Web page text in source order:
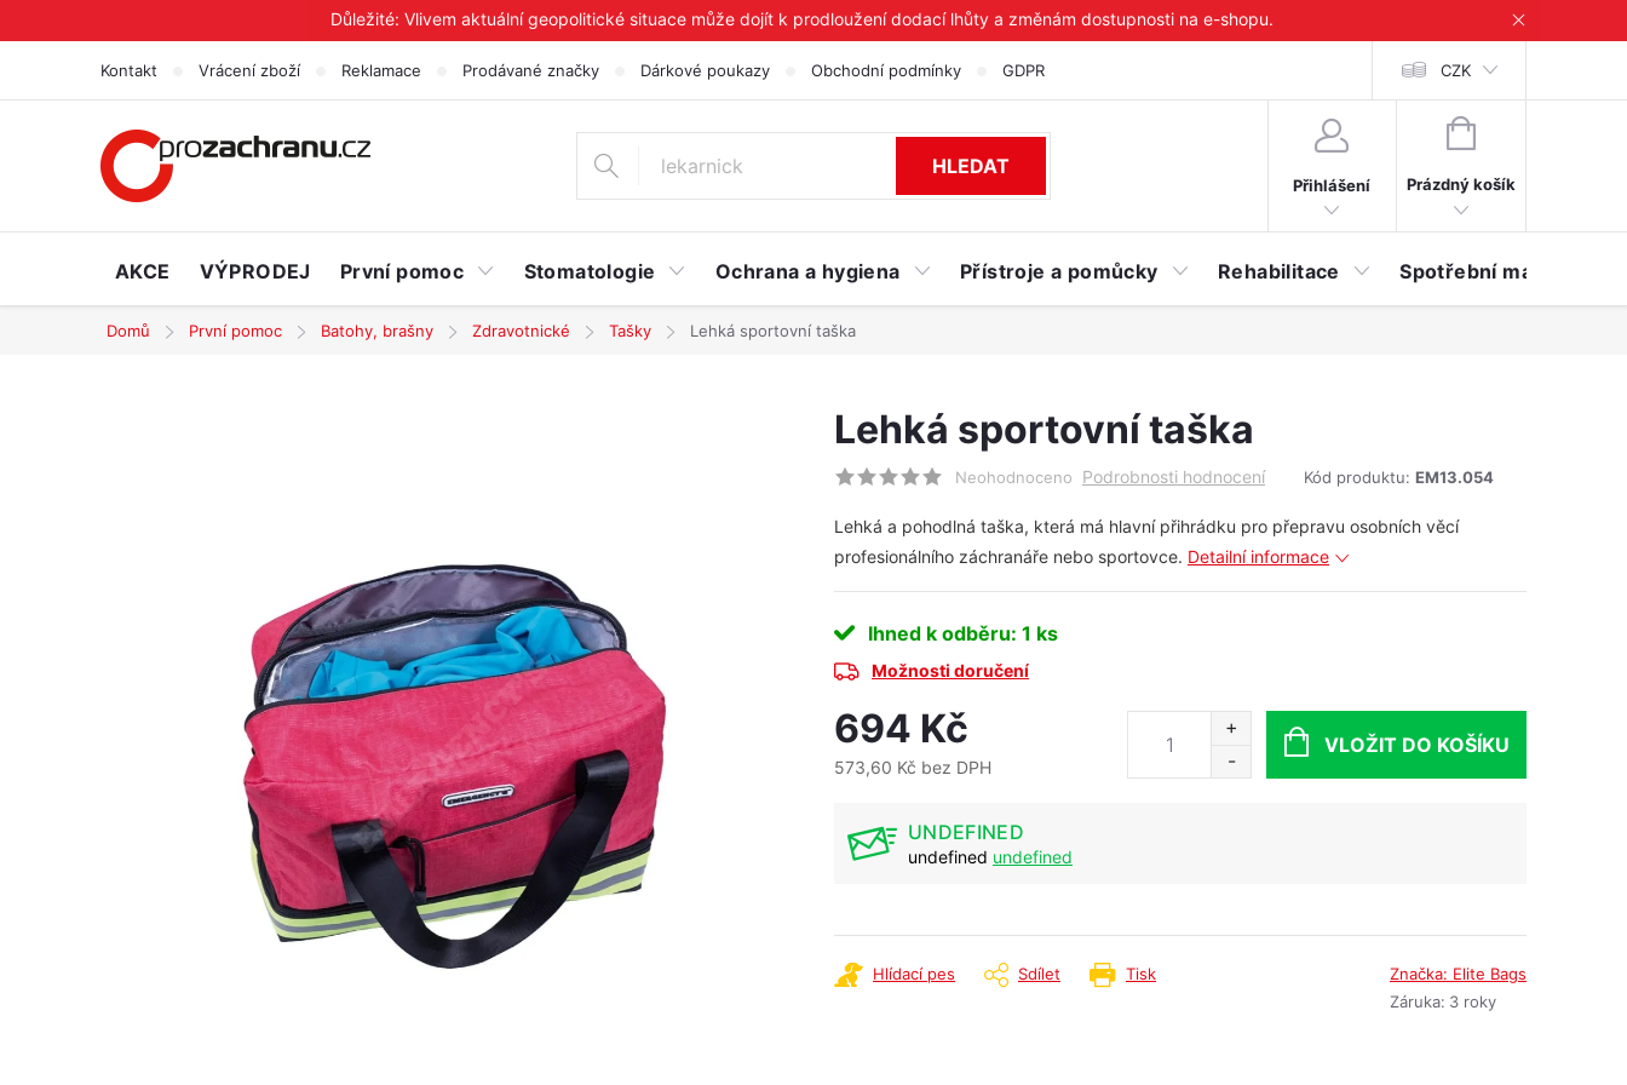
Důležité: Vlivem aktuální geopolitické situace může dojít k prodloužení dodací lhůty a změnám dostupnosti na e-shopu.
Kontakt Vrácení zboží Reklamace Prodávané značky Dárkové poukazy Obchodní podmínky GDPR CZK
HLEDAT
Přihlášení
NÁKUPNÍ
Prázdný košík
AKCE VÝPRODEJ První pomoc Stomatologie Ochrana a hygiena Přístroje a pomůcky Rehabilitace Spotřební materiál
Domů První pomoc Batohy, brašny Zdravotnické Tašky Lehká sportovní taška
Lehká sportovní taška
Neohodnoceno Podrobnosti hodnocení Kód produktu: EM13.054
Lehká a pohodlná taška, která má hlavní přihrádku pro přepravu osobních věcí
profesionálního záchranáře nebo sportovce. Detailní informace
Ihned k odběru: 1 ks
Možnosti doručení
694 Kč
573,60 Kč bez DPH
VLOŽIT DO KOŠÍKU
UNDEFINED
undefined undefined
Tisk
Hlídací pes Sdílet Značka: Elite Bags
Záruka: 3 roky